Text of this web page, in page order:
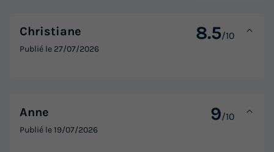
Christiane 8.5/10
Publié le 27/07/2026
Anne 9/10
Publié le19/07/2026